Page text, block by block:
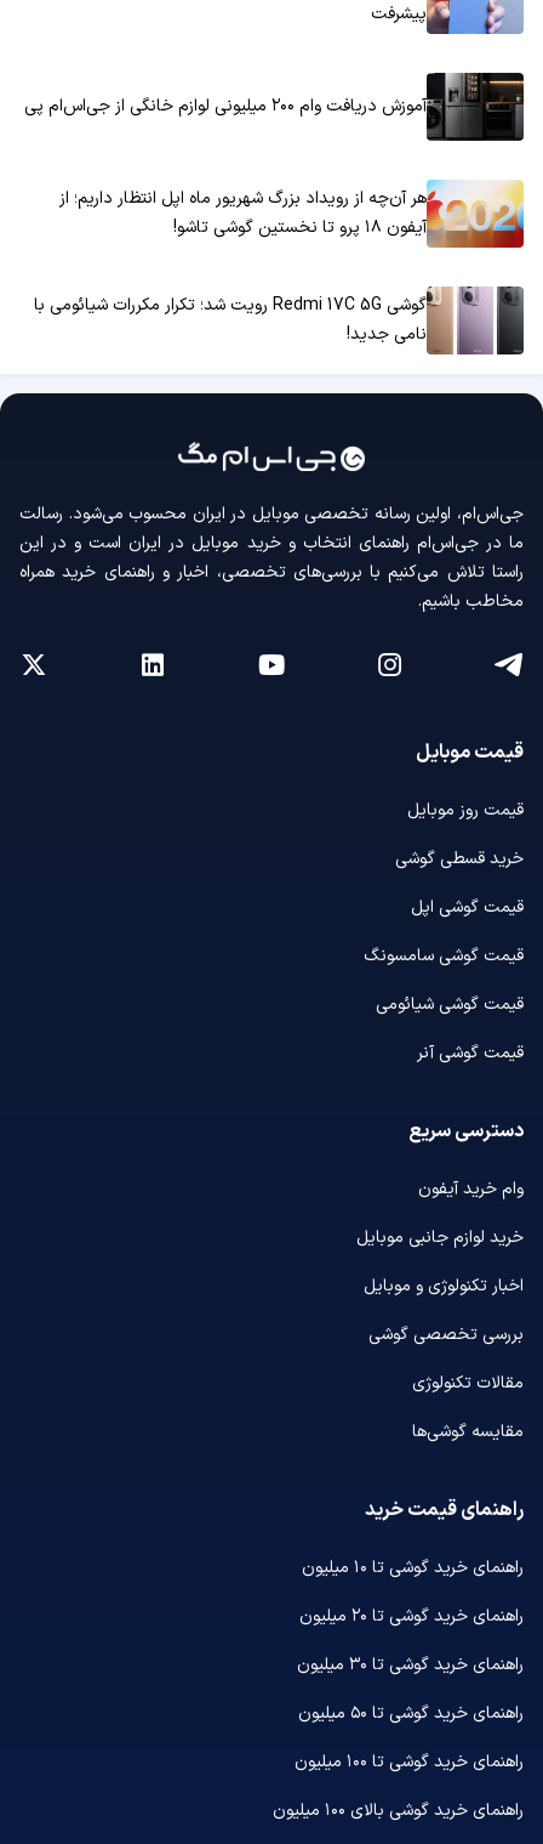
پیشرفت
آموزش دریافت وام ۲۰۰ میلیونی لوازم خانگی از جی‌اس‌ام پی
هر آن‌چه از رویداد بزرگ شهریور ماه اپل انتظار داریم؛ از
آیفون ۱۸ پرو تا نخستین گوشی تاشو!
گوشی Redmi 17C 5G رویت شد؛ تکرار مکررات شیائومی با
نامی جدید!
جی‌اس‌ام، اولین رسانه‌ تخصصی موبایل در ایران محسوب می‌شود. رسالت
ما در جی‌اس‌ام راهنمای انتخاب و خرید موبایل در ایران است و در این
راستا تلاش می‌کنیم با بررسی‌های تخصصی، اخبار و راهنمای خرید همراه
مخاطب باشیم.
قیمت موبایل
قیمت روز موبایل
خرید قسطی گوشی
قیمت گوشی اپل
قیمت گوشی سامسونگ
قیمت گوشی شیائومی
قیمت گوشی آنر
دسترسی سریع
وام خرید آیفون
خرید لوازم جانبی موبایل
اخبار تکنولوژی و موبایل
بررسی تخصصی گوشی
مقالات تکنولوژی
مقایسه گوشی‌ها
راهنمای قیمت خرید
راهنمای خرید گوشی تا ۱۰ میلیون
راهنمای خرید گوشی تا ۲۰ میلیون
راهنمای خرید گوشی تا ۳۰ میلیون
راهنمای خرید گوشی تا ۵۰ میلیون
راهنمای خرید گوشی تا ۱۰۰ میلیون
راهنمای خرید گوشی بالای ۱۰۰ میلیون